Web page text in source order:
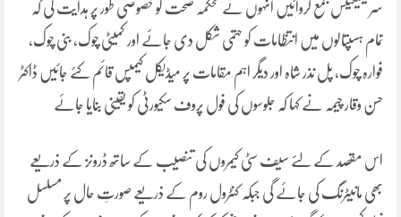
سرٹیفیکیٹس جمع کروائیں انہوں نے محکمہ صحت کو خصوصی طور پر ہدایت کی کہ
تمام ہسپتالوں میں انتظامات کو حتمی شکل دی جائے اور کمیٹی چوک، بنی چوک،
فوارہ چوک، پل نذر شاہ اور دیگر اہم مقامات پر میڈیکل کیمپس قائم کئے جائیں ڈاکٹر
حسن وقار چیمہ نے کہا کہ جلوسوں کی فول پروف سکیورٹی کو یقینی بنایا جائے
اس مقصد کے لئے سیف سٹی کیمروں کی تنصیب کے ساتھ ڈرونز کے ذریعے
بھی مانیٹرنگ کی جائے گی جبکہ کنٹرول روم کے ذریعے صورتِ حال پر مسلسل